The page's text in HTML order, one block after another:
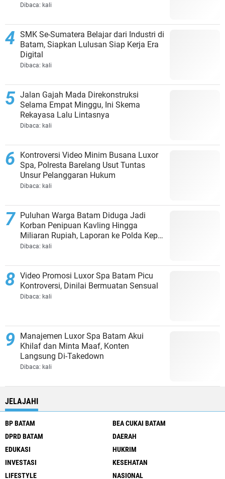
Dibaca: kali
SMK Se-Sumatera Belajar dari Industri di
Batam, Siapkan Lulusan Siap Kerja Era
Digital
Dibaca: kali
Jalan Gajah Mada Direkonstruksi
Selama Empat Minggu, Ini Skema
Rekayasa Lalu Lintasnya
Dibaca: kali
Kontroversi Video Minim Busana Luxor
Spa, Polresta Barelang Usut Tuntas
Unsur Pelanggaran Hukum
Dibaca: kali
Puluhan Warga Batam Diduga Jadi
Korban Penipuan Kavling Hingga
Miliaran Rupiah, Laporan ke Polda Kepri
Jalan di Tempat?
Dibaca: kali
Video Promosi Luxor Spa Batam Picu
Kontroversi, Dinilai Bermuatan Sensual
Dibaca: kali
Manajemen Luxor Spa Batam Akui
Khilaf dan Minta Maaf, Konten
Langsung Di-Takedown
Dibaca: kali
JELAJAHI
BP BATAM
BEA CUKAI BATAM
DPRD BATAM
DAERAH
EDUKASI
HUKRIM
INVESTASI
KESEHATAN
LIFESTYLE
NASIONAL